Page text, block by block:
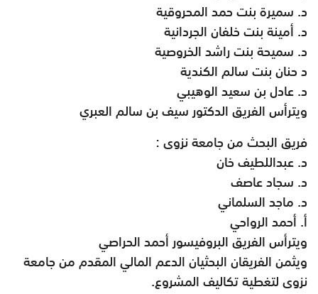
د. سميرة بنت حمد المحروقية
د. أمينة بنت خلفان الجردانية
د. سميحة بنت راشد الخروصية
د حنان بنت سالم الكندية
د. عادل بن سعيد الوهيبي
ويترأس الفريق الدكتور سيف بن سالم العبري
فريق البحث من جامعة نزوى :
د. عبداللطيف خان
د. سجاد عاصف
د. ماجد السلماني
أ. أحمد الرواحي
ويترأس الفريق البروفيسور أحمد الحراصي
ويثمن الفريقان البحثيان الدعم المالي المقدم من جامعة
نزوى لتغطية تكاليف المشروع.